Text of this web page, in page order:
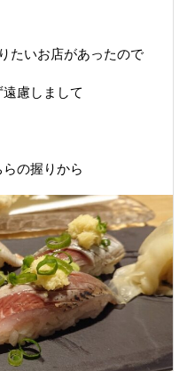
たいお店があったので
慮しまして
の握りから